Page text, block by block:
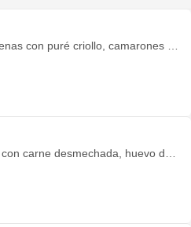
con puré criollo, camarones y
de ají de tomate.
carne desmechada, huevo de
acompañado con ají de tomate.